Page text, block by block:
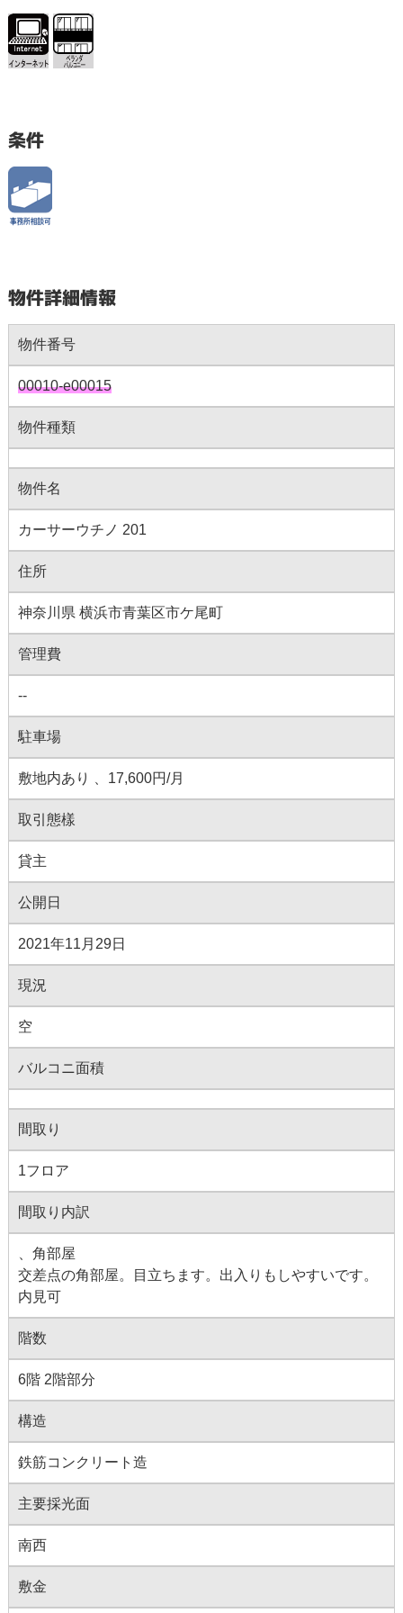
条件
物件詳細情報
物件番号
00010-e00015
物件種類
物件名
カーサーウチノ 201
住所
神奈川県 横浜市青葉区市ケ尾町
管理費
--
駐車場
敷地内あり 、17,600円/月
取引態樣
貸主
公開日
2021年11月29日
現況
空
バルコニ面積
間取り
1フロア
間取り内訳
、角部屋
交差点の角部屋。目立ちます。出入りもしやすいです。
内見可
階数
6階 2階部分
構造
鉄筋コンクリート造
主要採光面
南西
敷金